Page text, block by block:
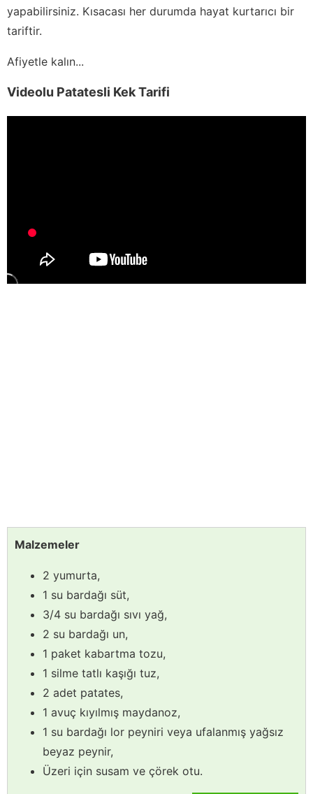
yapabilirsiniz. Kısacası her durumda hayat kurtarıcı bir
tariftir.
Afiyetle kalın...
Videolu Patatesli Kek Tarifi
Malzemeler
2 yumurta,
1 su bardağı süt,
3/4 su bardağı sıvı yağ,
2 su bardağı un,
1 paket kabartma tozu,
1 silme tatlı kaşığı tuz,
2 adet patates,
1 avuç kıyılmış maydanoz,
1 su bardağı lor peyniri veya ufalanmış yağsız
beyaz peynir,
Üzeri için susam ve çörek otu.